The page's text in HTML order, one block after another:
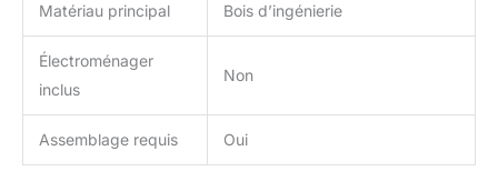
Matériau principal Bois d’ingénierie
Électroménager
inclus
Non
Assemblage requis Oui